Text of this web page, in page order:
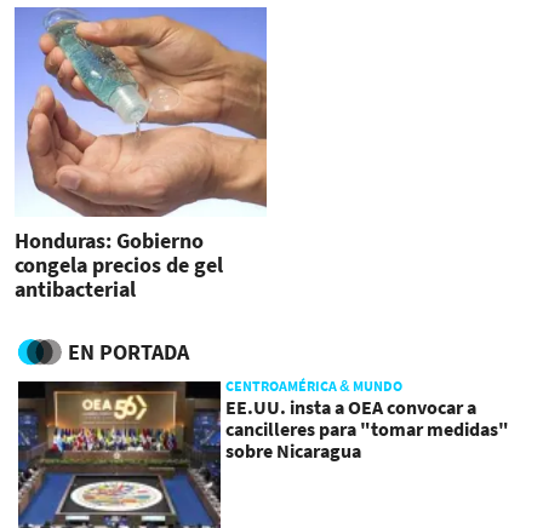
Honduras: Gobierno
congela precios de gel
antibacterial
EN PORTADA
CENTROAMÉRICA & MUNDO
EE.UU. insta a OEA convocar a
cancilleres para "tomar medidas"
sobre Nicaragua